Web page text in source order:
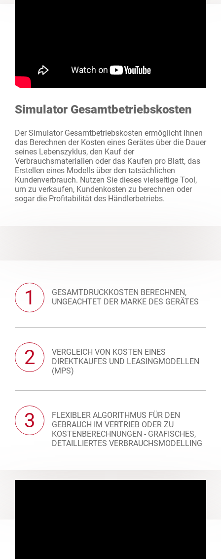
Simulator Gesamtbetriebskosten
Der Simulator Gesamtbetriebskosten ermöglicht Ihnen
das Berechnen der Kosten eines Gerätes über die Dauer
seines Lebenszyklus, den Kauf der
Verbrauchsmaterialien oder das Kaufen pro Blatt, das
Erstellen eines Modells über den tatsächlichen
Kundenverbrauch. Nutzen Sie dieses vielseitige Tool,
um zu verkaufen, Kundenkosten zu berechnen oder
sogar die Profitabilität des Händlerbetriebs.
1
GESAMTDRUCKKOSTEN BERECHNEN,
UNGEACHTET DER MARKE DES GERÄTES
2
VERGLEICH VON KOSTEN EINES
DIREKTKAUFES UND LEASINGMODELLEN
(MPS)
3
FLEXIBLER ALGORITHMUS FÜR DEN
GEBRAUCH IM VERTRIEB ODER ZU
KOSTENBERECHNUNGEN - GRAFISCHES,
DETAILLIERTES VERBRAUCHSMODELLING